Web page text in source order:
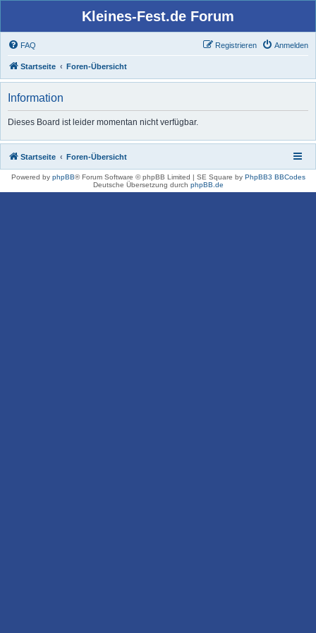
Kleines-Fest.de Forum
FAQ Anmelden
Registrieren
Startseite Foren-Übersicht
Information
Dieses Board ist leider momentan nicht verfügbar.
Startseite Foren-Übersicht
Powered by phpBB® Forum Software © phpBB Limited | SE Square by PhpBB3 BBCodes
Deutsche Übersetzung durch phpBB.de